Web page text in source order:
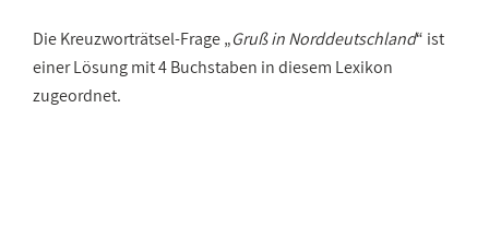
Die Kreuzworträtsel-Frage „Gruß in Norddeutschland“ ist
einer Lösung mit 4 Buchstaben in diesem Lexikon
zugeordnet.